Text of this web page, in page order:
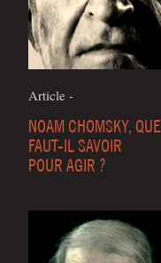
Article -
NOAM CHOMSKY, QUE
FAUT-IL SAVOIR
POUR AGIR ?